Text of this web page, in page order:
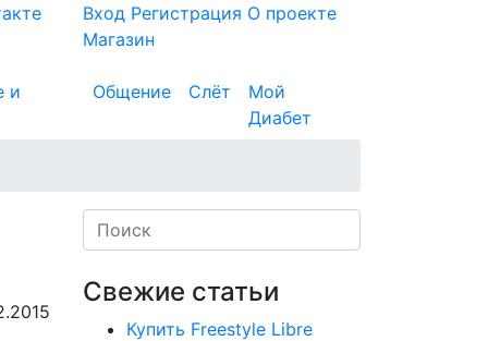
Вход Регистрация О проекте
Магазин
и
Общение Слёт
Мой
Диабет
Свежие статьи
Купить Freestyle Libre